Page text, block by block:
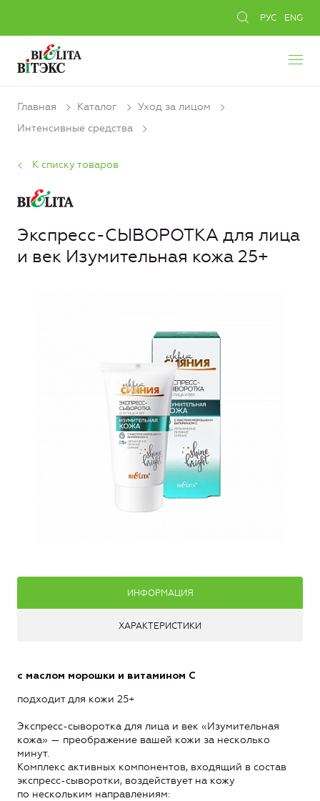
РУС ENG
Главная Каталог
Уход за лицом
Интенсивные средства
К списку товаров
Экспресс-СЫВОРОТКА для лица
и век Изумительная кожа 25+
ИНФОРМАЦИЯ
ХАРАКТЕРИСТИКИ
с маслом морошки и витамином С
подходит для кожи 25+
Экспресс-сыворотка для лица и век «Изумительная
кожа» — преображение вашей кожи за несколько
минут.
Комплекс активных компонентов, входящий в состав
экспресс-сыворотки, воздействует на кожу
по нескольким направлениям: